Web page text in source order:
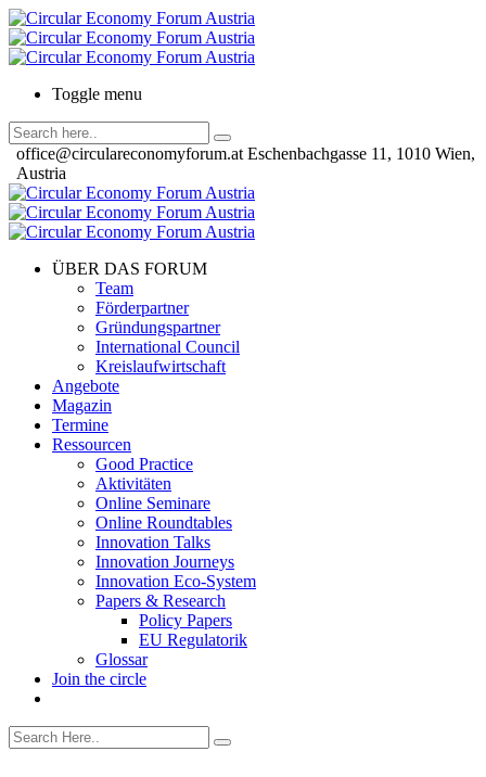
Toggle menu
office@circulareconomyforum.at Eschenbachgasse 11, 1010 Wien,
Austria
ÜBER DAS FORUM
Team
Förderpartner
Gründungspartner
International Council
Kreislaufwirtschaft
Angebote
Magazin
Termine
Ressourcen
Good Practice
Aktivitäten
Online Seminare
Online Roundtables
Innovation Talks
Innovation Journeys
Innovation Eco-System
Papers & Research
Policy Papers
EU Regulatorik
Glossar
Join the circle